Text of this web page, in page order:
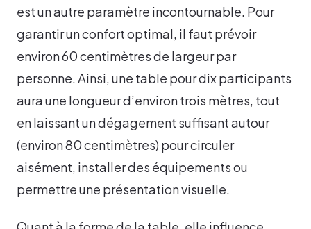
est un autre paramètre incontournable. Pour
garantir un confort optimal, il faut prévoir
environ 60 centimètres de largeur par
personne. Ainsi, une table pour dix participants
aura une longueur d’environ trois mètres, tout
en laissant un dégagement suffisant autour
(environ 80 centimètres) pour circuler
aisément, installer des équipements ou
permettre une présentation visuelle.